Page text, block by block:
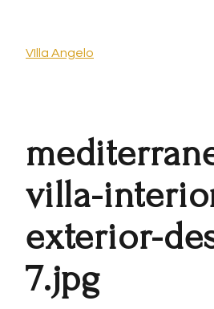
VIlla Angelo
villa-
exterior-
7.jpg